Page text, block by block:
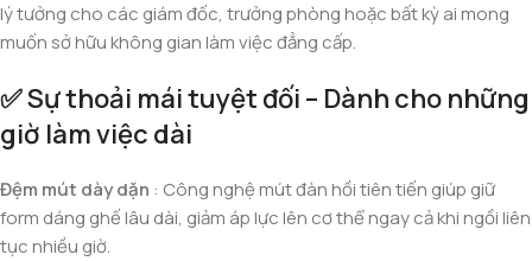
lý tưởng cho các giám đốc, trưởng phòng hoặc bất kỳ ai mong
muốn sở hữu không gian làm việc đẳng cấp.
✅Sự thoải mái tuyệt đối – Dành cho những
giờ làm việc dài
Đệm mút dày dặn : Công nghệ mút đàn hồi tiên tiến giúp giữ
form dáng ghế lâu dài, giảm áp lực lên cơ thể ngay cả khi ngồi liên
tục nhiều giờ.